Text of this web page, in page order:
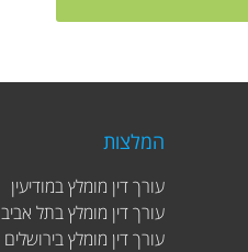
המלצות
עורך דין מומלץ במודיעין
עורך דין מומלץ בתל אביב
עורך דין מומלץ בירושלים